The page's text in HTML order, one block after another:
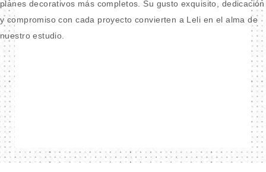
planes decorativos más completos. Su gusto exquisito, dedicación
y compromiso con cada proyecto convierten a Leli en el alma de
nuestro estudio.